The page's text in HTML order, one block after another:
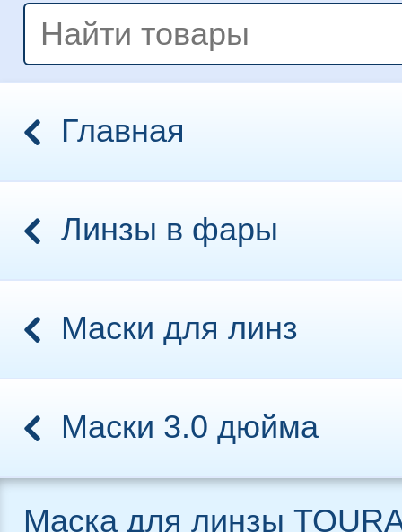
Главная
Линзы в фары
Маски для линз
Маски 3.0 дюйма
Маска для линзы